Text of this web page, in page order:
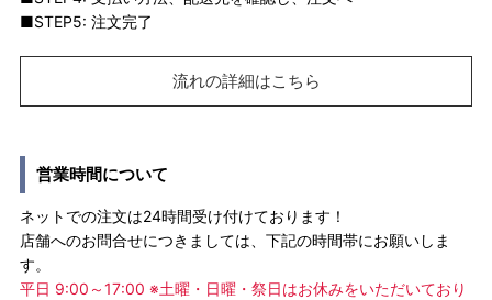
■STEP5: 注文完了
流れの詳細はこちら
営業時間について
ネットでの注文は24時間受け付けております！
店舗へのお問合せにつきましては、下記の時間帯にお願いしま
す。
平日 9:00～17:00 ※土曜・日曜・祭日はお休みをいただいており